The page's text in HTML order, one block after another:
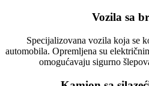
Vozila sa
Specijalizovana vozila koja se
automobila. Opremljena su
omogućavaju sigurno